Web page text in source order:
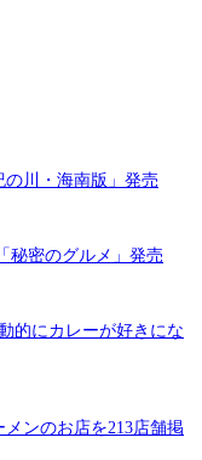
の川・海南版」発売
秘密のグルメ」発売
的にカレーが好きにな
ンのお店を213店舗掲